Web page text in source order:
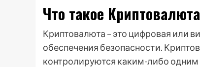
Что такое
Криптовалюта – это цифровая или
обеспечения безопасности.
контролируются каким-либо